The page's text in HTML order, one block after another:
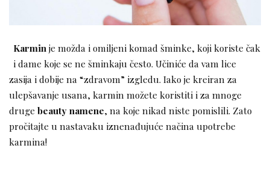
Karmin je možda i omiljeni komad šminke, koji koriste čak
i dame koje se ne šminkaju često. Učiniće da vam lice
zasija i dobije na “zdravom” izgledu. Iako je kreiran za
ulepšavanje usana, karmin možete koristiti i za mnoge
druge beauty namene, na koje nikad niste pomislili. Zato
pročitajte u nastavaku iznenađujuće načina upotrebe
karmina!